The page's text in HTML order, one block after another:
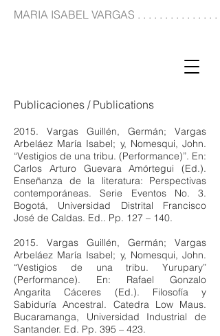
MARIA ISABEL VARGAS . . . . . . . . . . . . . . .
Publicaciones / Publications
2015. Vargas Guillén, Germán; Vargas
Arbeláez María Isabel; y, Nomesqui, John.
“Vestigios de una tribu. (Performance)”. En:
Carlos Arturo Guevara Amórtegui (Ed.).
Enseñanza de la literatura: Perspectivas
contemporáneas. Serie Eventos No. 3.
Bogotá, Universidad Distrital Francisco
José de Caldas. Ed.. Pp. 127 – 140.
2015. Vargas Guillén, Germán; Vargas
Arbeláez María Isabel; y, Nomesqui, John.
“Vestigios de una tribu. Yurupary”
(Performance). En: Rafael Gonzalo
Angarita Cáceres (Ed.). Filosofía y
Sabiduría Ancestral. Catedra Low Maus.
Bucaramanga, Universidad Industrial de
Santander. Ed. Pp. 395 – 423.